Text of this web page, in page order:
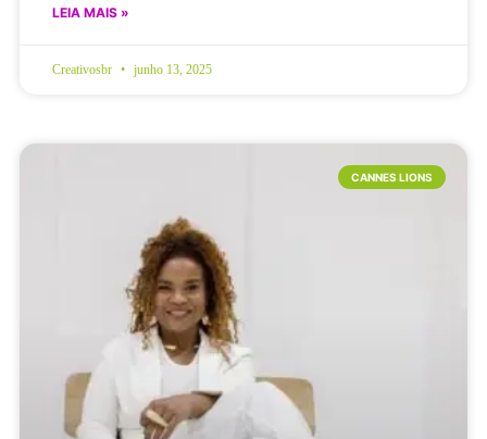
LEIA MAIS »
Creativosbr junho 13, 2025
CANNES LIONS